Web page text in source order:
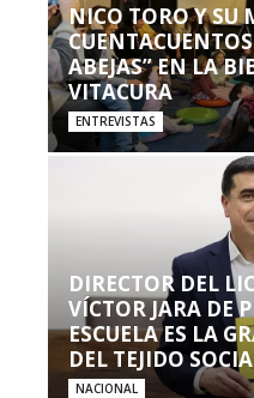
NICO TORO Y SU
ABEJAS” EN LA
VITACURA
ENTREVISTAS
DIRECTOR DEL
VÍCTOR JARA DE
ESCUELA ES LA
DEL TEJIDO
NACIONAL